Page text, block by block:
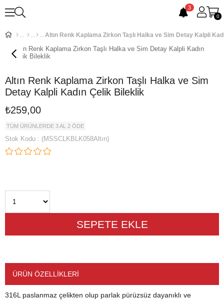
3
0
Altın Renk Kaplama Zirkon Taşlı Halka ve Sim
Detay Kalpli Kadın Çelik Bileklik
₺259,00
TÜM ÜRÜNLERDE 3 AL 2 ÖDE
Stok Kodu (MSSCLKBLK058Altın)
ÜRÜN ÖZELLIKLERI
316L paslanmaz çelikten olup parlak pürüzsüz dayanıklı ve